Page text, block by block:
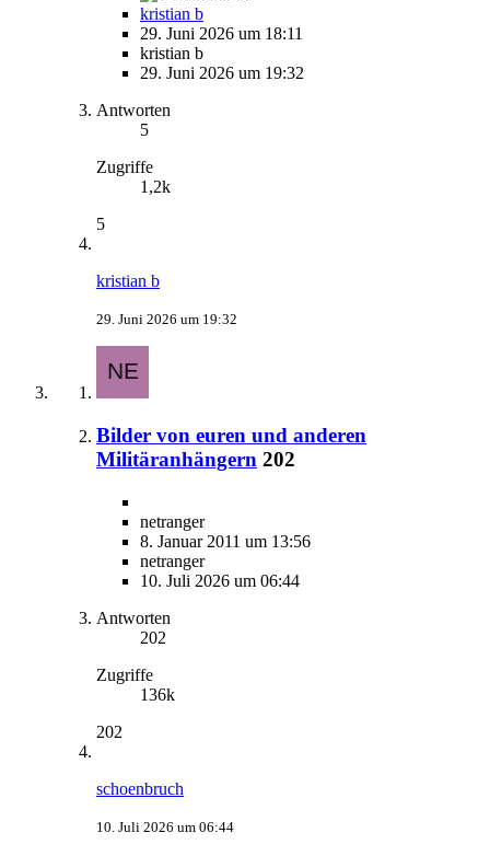
kristian b
29. Juni 2026 um 18:11
kristian b
29. Juni 2026 um 19:32
Antworten
5
Zugriffe
1,2k
5
kristian b
29. Juni 2026 um 19:32
Bilder von euren und anderen
Militäranhängern 202
netranger
8. Januar 2011 um 13:56
netranger
10. Juli 2026 um 06:44
Antworten
202
Zugriffe
136k
202
schoenbruch
10. Juli 2026 um 06:44